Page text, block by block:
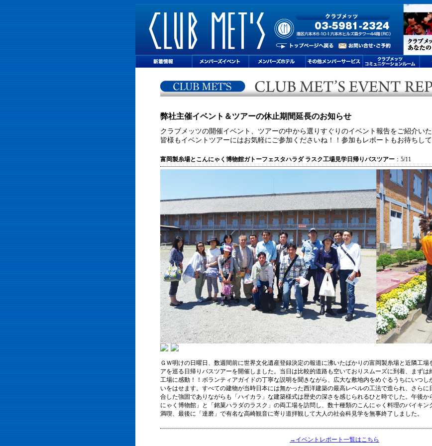
弊社主催イベント＆ツアーの休止期間延長のお知らせ
クラブメッツの開催イベント、ツアーの中から選りすぐりのイベント報告をご紹介いた
皆様もイベントツアーにはお気軽にご参加くださいね！！参加もレポートもお待ちして
富岡製糸場とこんにゃく博物館ガトーフェスタハラダ ラスク工場見学日帰りバスツアー ：5/11
ＧＷ明けの日曜日、数週間前に世界文化遺産登録決定の報道に沸いたばかりの富岡製糸場と近隣工場
アを巡る日帰りバスツアーを開催しました。 当日は比較的道路も空いておりスムーズに到着、まずは
工場に感動！！ボランティアガイドの丁寧な説明を聞きながら、広大な敷地内をめぐるうちにいつし
いをはせます。 すべての建物が当時日本には無かった西洋建築の最高レベルの工法で造られ、さらに
合した強固でありながらも「ハイカラ」な建築様式は歴史の深さを感じられるひと時でした。午後か
にゃく博物館」と「銘菓ハラダのラスク」の両工場を訪問し、数十種類のこんにゃく料理のバイキン
満喫、最後に「達磨」で有名な高崎観音に寄り道拝観して大人の社会科見学を無事終了しました。
→イベントレポート一覧はこちら